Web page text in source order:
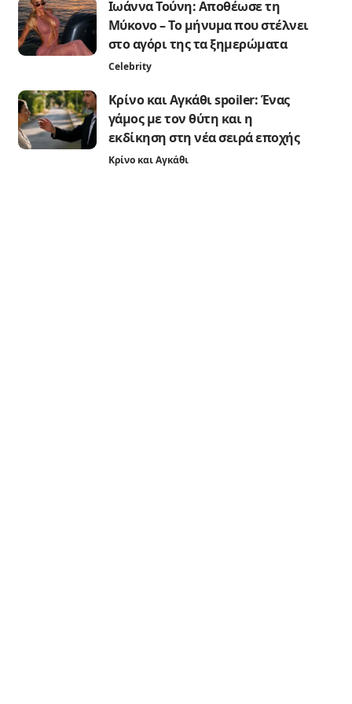
Ιωάννα Τούνη: Αποθέωσε τη
Μύκονο – Το μήνυμα που στέλνει
στο αγόρι της τα ξημερώματα
Celebrity
Κρίνο και Αγκάθι spoiler: Ένας
γάμος με τον θύτη και η
εκδίκηση στη νέα σειρά εποχής
Κρίνο και Αγκάθι